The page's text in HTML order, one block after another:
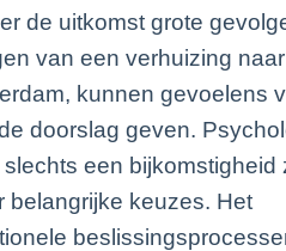
de uitkomst grote
van een verhuizing
kunnen gevoelens
doorslag geven.
een bijkomstigheid
belangrijke keuzes. Het